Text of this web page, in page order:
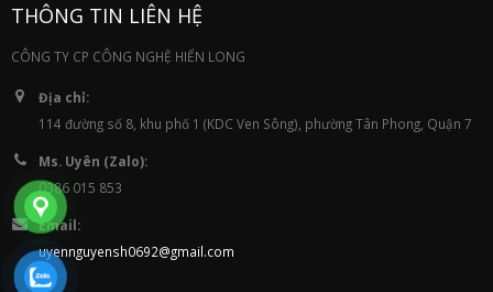
THÔNG TIN LIÊN HỆ
CÔNG TY CP CÔNG NGHỆ HIỂN LONG
Địa chỉ:
114 đường số 8, khu phố 1 (KDC Ven Sông), phường Tân Phong, Quận 7
Ms. Uyên (Zalo):
0386 015 853
Email:
uyennguyensh0692@gmail.com